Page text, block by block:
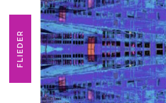
FLIEDER